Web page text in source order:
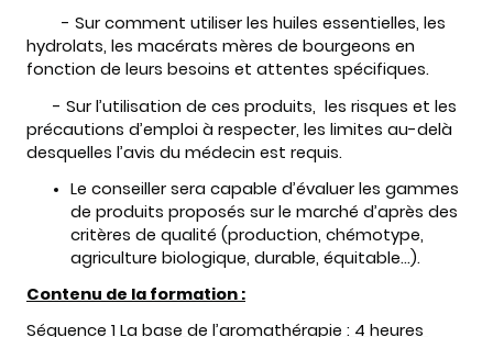
- Sur comment utiliser les huiles essentielles, les
hydrolats, les macérats mères de bourgeons en
fonction de leurs besoins et attentes spécifiques.
- Sur l’utilisation de ces produits, les risques et les
précautions d’emploi à respecter, les limites au-delà
desquelles l’avis du médecin est requis.
Le conseiller sera capable d’évaluer les gammes
de produits proposés sur le marché d’après des
critères de qualité (production, chémotype,
agriculture biologique, durable, équitable…).
Contenu de la formation :
Séquence 1 La base de l’aromathérapie : 4 heures